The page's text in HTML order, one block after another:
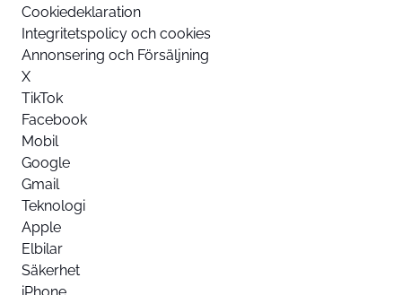
Cookiedeklaration
Integritetspolicy och cookies
Annonsering och Försäljning
X
TikTok
Facebook
Mobil
Google
Gmail
Teknologi
Apple
Elbilar
Säkerhet